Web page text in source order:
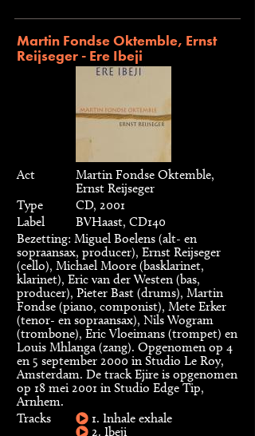
Martin Fondse Oktemble, Ernst
Reijseger - Ere Ibeji
Act
Martin Fondse Oktemble,
Ernst Reijseger
Type
CD, 2001
Label
BVHaast, CD140
Bezetting: Miguel Boelens (alt- en
sopraansax, producer), Ernst Reijseger
(cello), Michael Moore (basklarinet,
klarinet), Eric van der Westen (bas,
producer), Pieter Bast (drums), Martin
Fondse (piano, componist), Mete Erker
(tenor- en sopraansax), Nils Wogram
(trombone), Eric Vloeimans (trompet) en
Louis Mhlanga (zang). Opgenomen op 4
en 5 september 2000 in Studio Le Roy,
Amsterdam. De track Ejire is opgenomen
op 18 mei 2001 in Studio Edge Tip,
Arnhem.
Tracks
1. Inhale exhale
2. Ibeji